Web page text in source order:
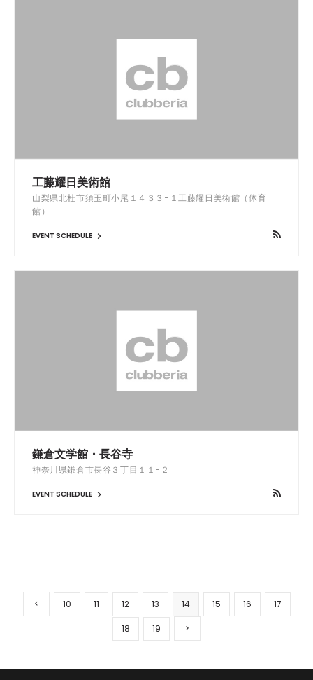
工藤耀日美術館
山梨県北杜市須玉町小尾１４３３−１工藤耀日美術館（体育
館）
EVENT SCHEDULE
鎌倉文学館・長谷寺
神奈川県鎌倉市長谷３丁目１１−２
EVENT SCHEDULE
10 11 12 13 14 15 16 17
18 19